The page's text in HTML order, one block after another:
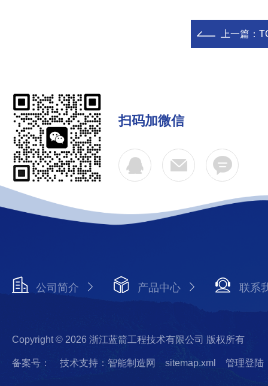
上一篇：
扫码加微信
公司简介 产品中心 联系
Copyright © 2026 浙江蓝箭工程技术有限公司 版权所有
备案号： 技术支持：智能制造网 sitemap.xml 管理登陆